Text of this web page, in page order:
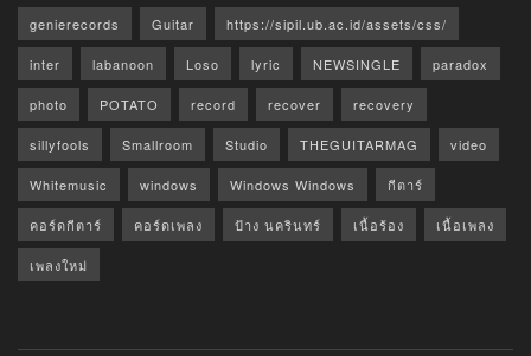
genierecords Guitar https://sipil.ub.ac.id/assets/css/
inter labanoon Loso lyric NEWSINGLE paradox
photo POTATO record recover recovery
sillyfools Smallroom Studio THEGUITARMAG video
Whitemusic windows Windows Windows กีตาร์
คอร์ดกีตาร์ คอร์ดเพลง ป้าง นครินทร์ เนื้อร้อง เนื้อเพลง
เพลงใหม่